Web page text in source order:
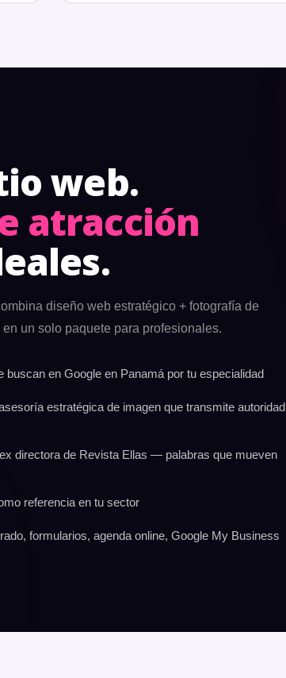
web.
atracción
diseño web estratégico + fotografía de
un solo paquete para profesionales.
en Google en Panamá por tu especialidad
estratégica de imagen que transmite autoridad
directora de Revista Ellas — palabras que mueven
referencia en tu sector
formularios, agenda online, Google My Business